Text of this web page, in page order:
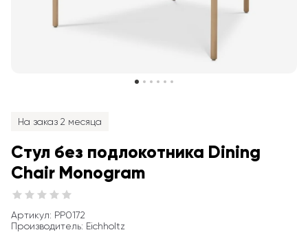
На заказ 2 месяца
Стул без подлокотника Dining
Chair Monogram
Артикул: PP0172
Производитель: Eichholtz